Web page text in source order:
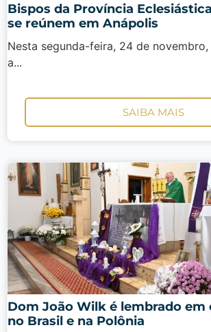
Bispos da Província
se reúnem em Anápolis
Nesta segunda-feira, 24 de
a...
SAIBA MAIS
Dom João Wilk é lembrado em
no Brasil e na Polônia